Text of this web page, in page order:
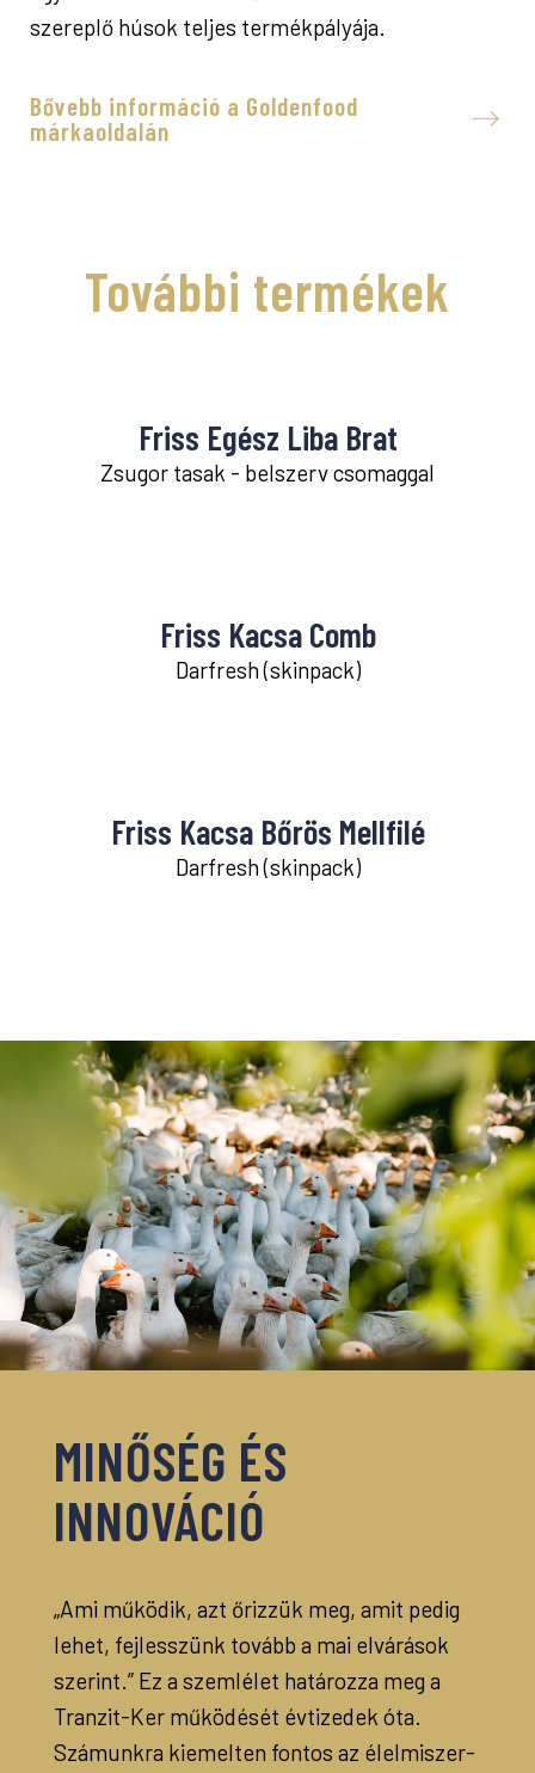
szereplő húsok teljes termékpályája.
Bővebb információ a Goldenfood
márkaoldalán
További termékek
Friss Egész Liba Brat
Zsugor tasak - belszerv csomaggal
Friss Kacsa Comb
Darfresh (skinpack)
Friss Kacsa Bőrös Mellfilé
Darfresh (skinpack)
MINŐSÉG ÉS
INNOVÁCIÓ
„Ami működik, azt őrizzük meg, amit pedig
lehet, fejlesszünk tovább a mai elvárások
szerint.” Ez a szemlélet határozza meg a
Tranzit-Ker működését évtizedek óta.
Számunkra kiemelten fontos az élelmiszer-